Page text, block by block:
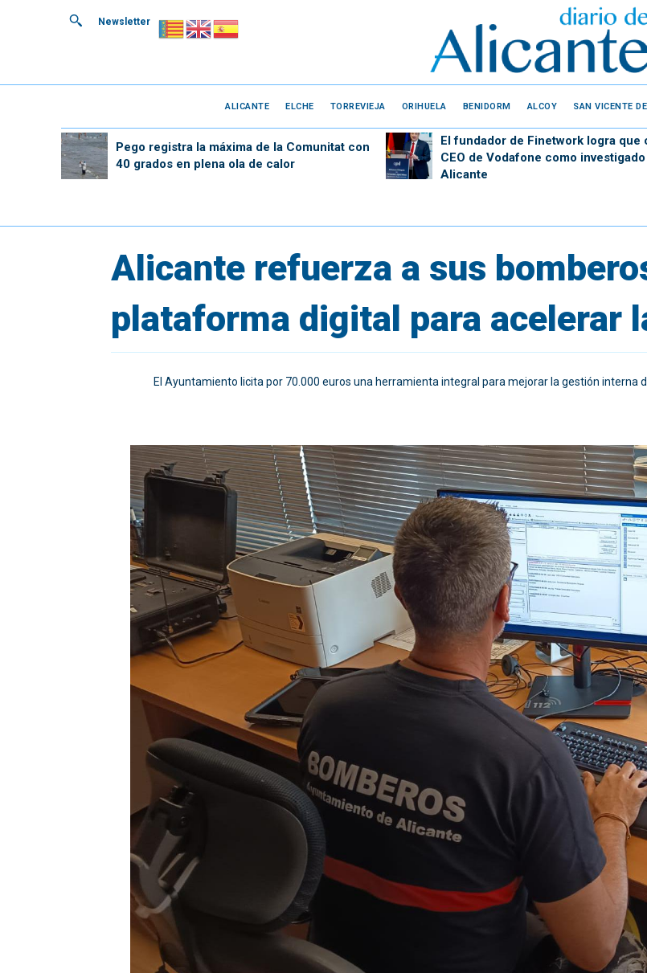
Newsletter
ALICANTE ELCHE TORREVIEJA ORIHUELA BENIDORM ALCOY SAN VICENTE
Pego registra la máxima de la Comunitat con
40 grados en plena ola de calor
El fundador de Finetwork logra que
CEO de Vodafone como
Alicante
Alicante refuerza a sus
plataforma digital para acelerar
El Ayuntamiento licita por 70.000 euros una herramienta integral para mejorar la gestión interna